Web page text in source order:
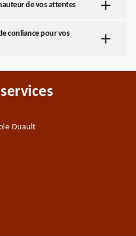
de vos attentes
confiance pour vos
Duault